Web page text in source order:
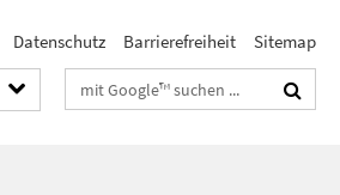
Datenschutz Barrierefreiheit Sitemap
Suchbegriffe